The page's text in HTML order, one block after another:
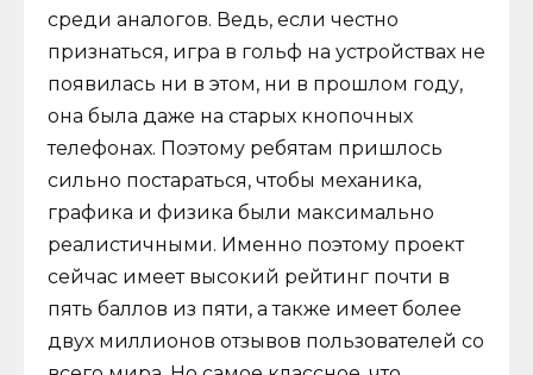
среди аналогов. Ведь, если честно
признаться, игра в гольф на устройствах не
появилась ни в этом, ни в прошлом году,
она была даже на старых кнопочных
телефонах. Поэтому ребятам пришлось
сильно постараться, чтобы механика,
графика и физика были максимально
реалистичными. Именно поэтому проект
сейчас имеет высокий рейтинг почти в
пять баллов из пяти, а также имеет более
двух миллионов отзывов пользователей со